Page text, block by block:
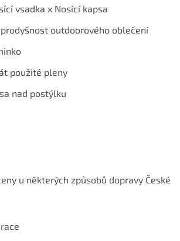
vsadka x Nosící kapsa
outdoorového oblečení
použité pleny
nad postýlku
u některých způsobů dopravy České